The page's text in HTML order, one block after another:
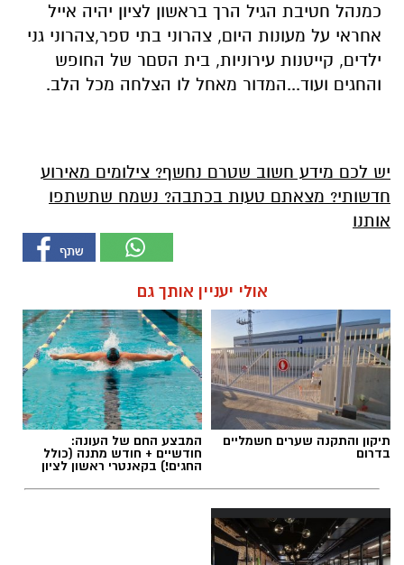
כמנהל חטיבת הגיל הרך בראשון לציון יהיה אייל
אחראי על מעונות היום, צהרוני בתי ספר,צהרוני גני
ילדים, קייטנות עירוניות, בית הסםר של החופש
והחגים ועוד...המדור מאחל לו הצלחה מכל הלב.
יש לכם מידע חשוב שטרם נחשף? צילומים מאירוע
חדשותי? מצאתם טעות בכתבה? נשמח שתשתפו
אותנו
אולי יעניין אותך גם
תיקון והתקנה שערים חשמליים
בדרום
המבצע החם של העונה:
חודשיים + חודש מתנה (כולל
החגים!) בקאנטרי ראשון לציון